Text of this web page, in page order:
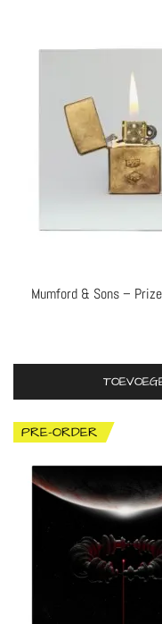
Mumford & Sons –
PRE-ORDER